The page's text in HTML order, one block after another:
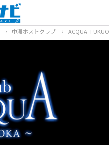
中洲ホストクラブ ACQUA -